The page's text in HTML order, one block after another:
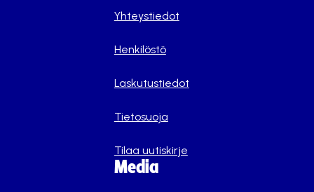
Yhteystiedot
Henkilöstö
Laskutustiedot
Tietosuoja
Tilaa uutiskirje
Media